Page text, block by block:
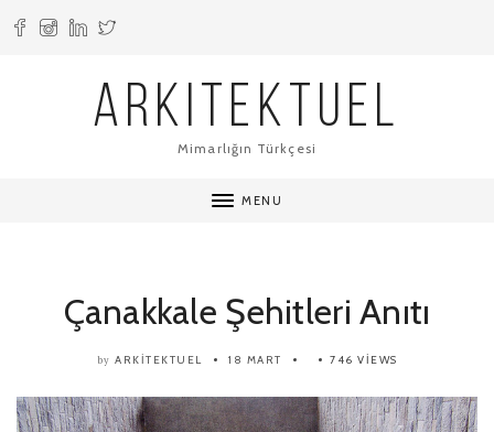
ARKITEKTUEL
Mimarlığın Türkçesi
MENU
Çanakkale Şehitleri Anıtı
by ARKITEKTUEL 18 MART 746 VIEWS